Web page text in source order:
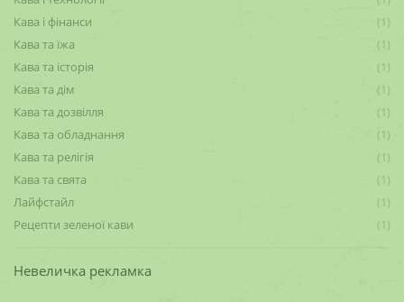
Кава і фінанси
(1)
Кава та їжа
(1)
Кава та історія
(1)
Кава та дім
(1)
Кава та дозвілля
(1)
Кава та обладнання
(1)
Кава та релігія
(1)
Кава та свята
(1)
Лайфстайл
(1)
Рецепти зеленої кави
(1)
Невеличка рекламка